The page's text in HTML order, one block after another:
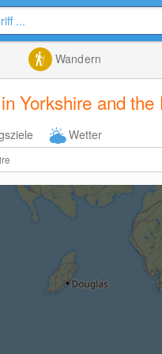
Wandern
Yorkshire and the
Wetter